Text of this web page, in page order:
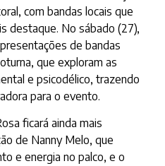
com bandas locais que
destaque. No sábado (27),
de bandas
que exploram as
e psicodélico, trazendo
para o evento.
ficará ainda mais
de Nanny Melo, que
e energia no palco, e o